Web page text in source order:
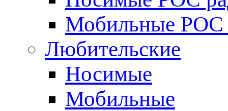
Мобильные POC
Любительские
Носимые
Мобильные